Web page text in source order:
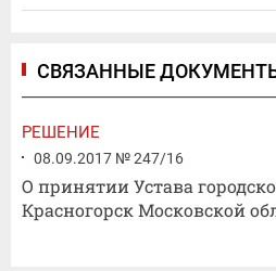
СВЯЗАННЫЕ
РЕШЕНИЕ
08.09.2017 № 247/16
О принятии Устава
Красногорск Московской